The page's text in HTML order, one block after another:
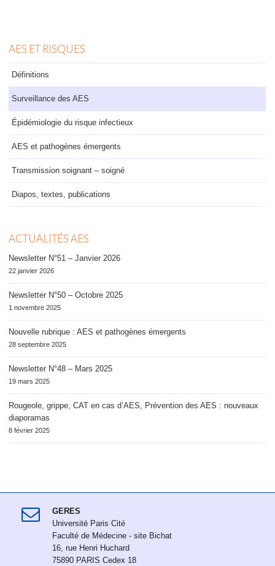
AES ET RISQUES
Définitions
Surveillance des AES
Épidémiologie du risque infectieux
AES et pathogènes émergents
Transmission soignant – soigné
Diapos, textes, publications
ACTUALITÉS AES
Newsletter N°51 – Janvier 2026
22 janvier 2026
Newsletter N°50 – Octobre 2025
1 novembre 2025
Nouvelle rubrique : AES et pathogènes émergents
28 septembre 2025
Newsletter N°48 – Mars 2025
19 mars 2025
Rougeole, grippe, CAT en cas d’AES, Prévention des AES : nouveaux
diaporamas
8 février 2025
GERES
Université Paris Cité
Faculté de Médecine - site Bichat
16, rue Henri Huchard
75890 PARIS Cedex 18